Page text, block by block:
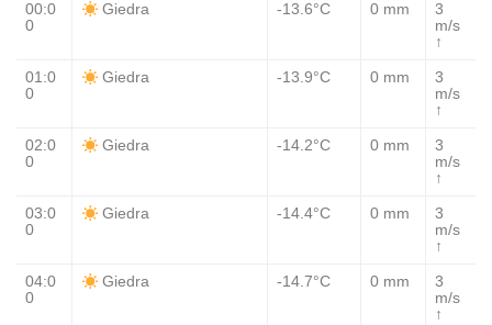
00:0
0
Giedra -13.6°C 0 mm
3
m/s
↑
01:0
0
Giedra -13.9°C 0 mm
3
m/s
↑
02:0
0
Giedra -14.2°C 0 mm
3
m/s
↑
03:0
0
Giedra -14.4°C 0 mm
3
m/s
↑
04:0
0
Giedra -14.7°C 0 mm
3
m/s
↑